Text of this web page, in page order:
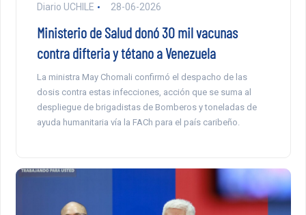
Diario UCHILE 28-06-2026
Ministerio de Salud donó 30 mil vacunas
contra difteria y tétano a Venezuela
La ministra May Chomali confirmó el despacho de las
dosis contra estas infecciones, acción que se suma al
despliegue de brigadistas de Bomberos y toneladas de
ayuda humanitaria vía la FACh para el país caribeño.